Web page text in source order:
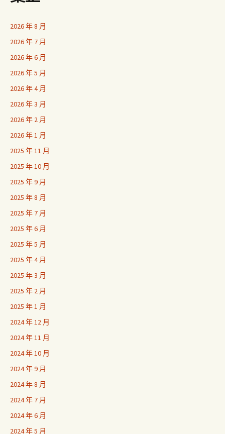
2026 年 8 月
2026 年 7 月
2026 年 6 月
2026 年 5 月
2026 年 4 月
2026 年 3 月
2026 年 2 月
2026 年 1 月
2025 年 11 月
2025 年 10 月
2025 年 9 月
2025 年 8 月
2025 年 7 月
2025 年 6 月
2025 年 5 月
2025 年 4 月
2025 年 3 月
2025 年 2 月
2025 年 1 月
2024 年 12 月
2024 年 11 月
2024 年 10 月
2024 年 9 月
2024 年 8 月
2024 年 7 月
2024 年 6 月
2024 年 5 月